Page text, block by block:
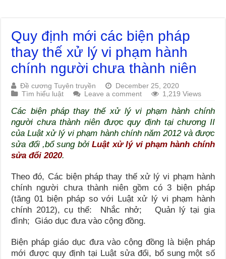
Quy định mới các biện pháp
thay thế xử lý vi phạm hành
chính người chưa thành niên
Đề cương Tuyên truyền
December 25, 2020
Tìm hiểu luật
Leave a comment 1,219 Views
Các biện pháp thay thế xử lý vi phạm hành chính
người chưa thành niên được quy định tại chương II
của Luật xử lý vi phạm hành chính năm 2012 và được
sửa đổi ,bổ sung bởiLuật xử lý vi phạm hành chính
sửa đổi 2020.
Theo đó, Các biện pháp thay thế xử lý vi phạm hành
chính người chưa thành niên gồm có 3 biện pháp
(tăng 01 biện pháp so với Luật xử lý vi phạm hành
chính 2012), cụ thể: Nhắc nhở; Quản lý tại gia
đình; Giáo dục đưa vào cộng đồng.
Biện pháp giáo dục đưa vào cộng đồng là biện pháp
mới được quy định tại Luật sửa đổi, bổ sung một số